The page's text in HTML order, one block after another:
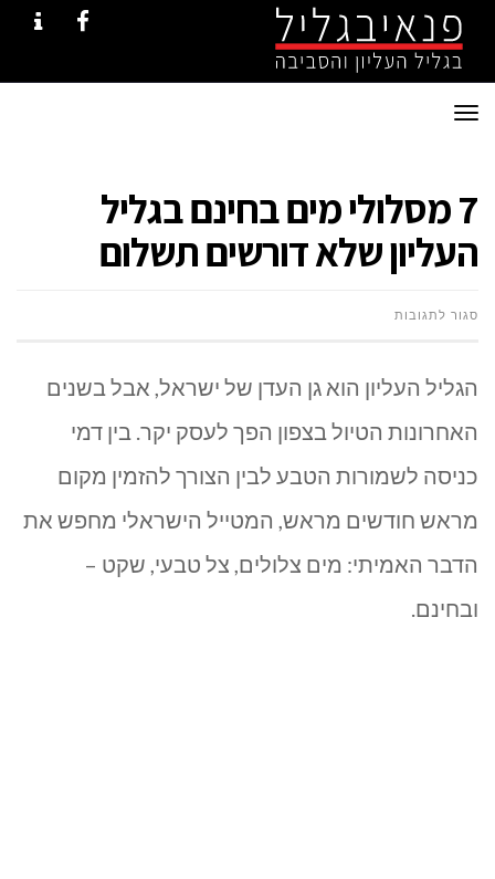
תפריט
7 מסלולי מים בחינם בגליל
העליון שלא דורשים תשלום
סגור לתגובותעל
בגליל
הגליל העליון הוא גן העדן של ישראל, אבל בשנים
האחרונות הטיול בצפון הפך לעסק יקר. בין דמי
כניסה לשמורות הטבע לבין הצורך להזמין מקום
מראש חודשים מראש, המטייל הישראלי מחפש את
הדבר האמיתי: מים צלולים, צל טבעי, שקט –
ובחינם.